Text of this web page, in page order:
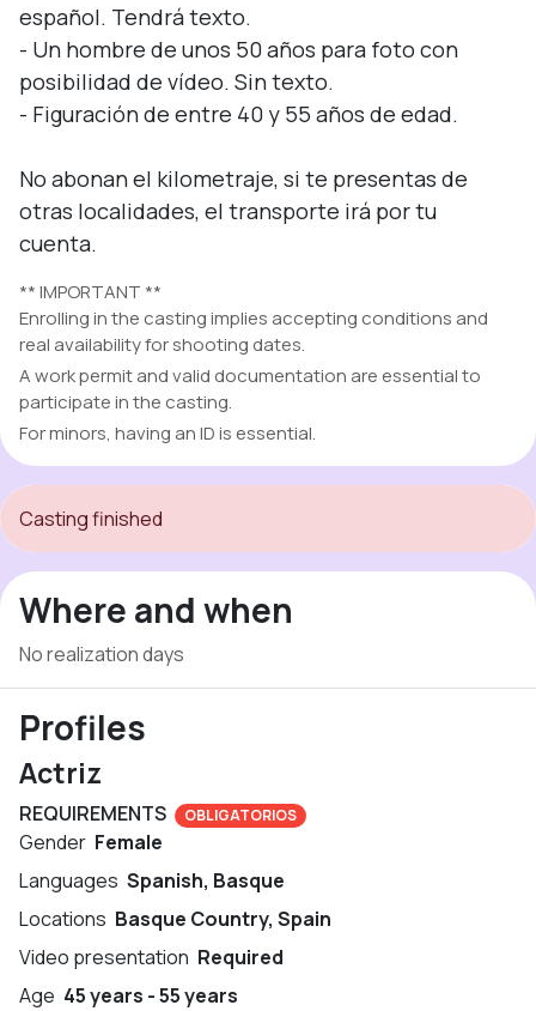
español. Tendrá texto.
- Un hombre de unos 50 años para foto con
posibilidad de vídeo. Sin texto.
- Figuración de entre 40 y 55 años de edad.
No abonan el kilometraje, si te presentas de
otras localidades, el transporte irá por tu
cuenta.
** IMPORTANT **
Enrolling in the casting implies accepting conditions and
real availability for shooting dates.
A work permit and valid documentation are essential to
participate in the casting.
For minors, having an ID is essential.
Casting finished
Where and when
No realization days
Profiles
Actriz
REQUIREMENTS OBLIGATORIOS
Gender Female
Languages Spanish, Basque
Locations Basque Country, Spain
Video presentation Required
Age 45 years - 55 years